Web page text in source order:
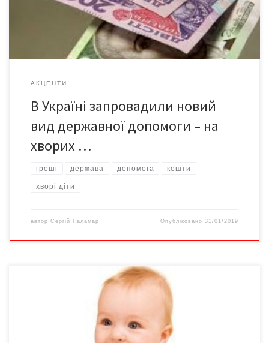
мінімуму для осіб, які втратили працездатність. Від 1 січня
розмір такої допомоги […]
АКЦЕНТИ
В Україні запровадили новий
вид державної допомоги – на
хворих …
гроші держава допомога кошти
хворі діти
автор Сергій Паламар Опубліковано31/01/2019
У 2019 році при народженні дитини батьки отримуватимуть 41
280 грн. Сума не залежить від кількості дітей і
виплачуватиметься протягом трьох років. Водночас цього